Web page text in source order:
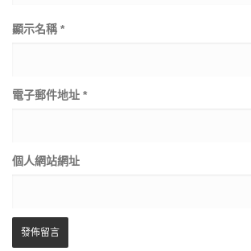
顯示名稱 *
電子郵件地址 *
個人網站網址